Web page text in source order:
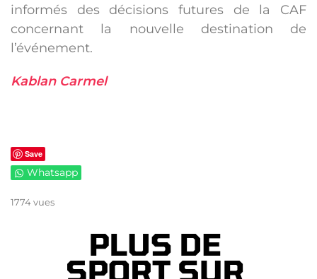
informés des décisions futures de la CAF
concernant la nouvelle destination de
l’événement.
Kablan Carmel
Save
Whatsapp
1774 vues